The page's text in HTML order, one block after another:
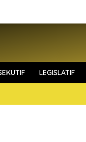
LEGISLATIF